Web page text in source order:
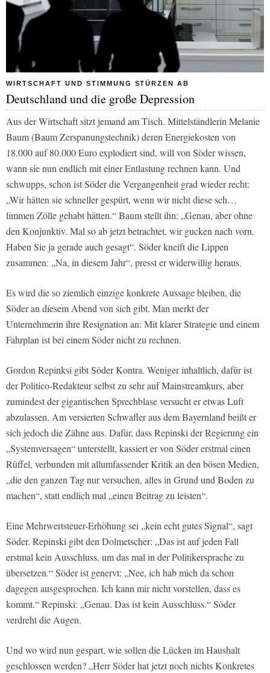
WIRTSCHAFT UND STIMMUNG STÜRZEN AB
Deutschland und die große Depression
Aus der Wirtschaft sitzt jemand am Tisch. Mittelständlerin Melanie
Baum (Baum Zerspanungstechnik) deren Energiekosten von
18.000 auf 80.000 Euro explodiert sind, will von Söder wissen,
wann sie nun endlich mit einer Entlastung rechnen kann. Und
schwupps, schon ist Söder die Vergangenheit grad wieder recht:
„Wir hätten sie schneller gespürt, wenn wir nicht diese sch…
limmen Zölle gehabt hätten.“ Baum stellt ihn: „Genau, aber ohne
den Konjunktiv. Mal so ab jetzt betrachtet, wir gucken nach vorn.
Haben Sie ja gerade auch gesagt“. Söder kneift die Lippen
zusammen: „Na, in diesem Jahr“, presst er widerwillig heraus.
Es wird die so ziemlich einzige konkrete Aussage bleiben, die
Söder an diesem Abend von sich gibt. Man merkt der
Unternehmerin ihre Resignation an: Mit klarer Strategie und einem
Fahrplan ist bei einem Söder nicht zu rechnen.
Gordon Repinksi gibt Söder Kontra. Weniger inhaltlich, dafür ist
der Politico-Redakteur selbst zu sehr auf Mainstreamkurs, aber
zumindest der gigantischen Sprechblase versucht er etwas Luft
abzulassen. Am versierten Schwafler aus dem Bayernland beißt er
sich jedoch die Zähne aus. Dafür, dass Repinski der Regierung ein
„Systemversagen“ unterstellt, kassiert er von Söder erstmal einen
Rüffel, verbunden mit allumfassender Kritik an den bösen Medien,
„die den ganzen Tag nur versuchen, alles in Grund und Boden zu
machen“, statt endlich mal „einen Beitrag zu leisten“.
Eine Mehrwertsteuer-Erhöhung sei „kein echt gutes Signal“, sagt
Söder. Repinski gibt den Dolmetscher: „Das ist auf jeden Fall
erstmal kein Ausschluss, um das mal in der Politikersprache zu
übersetzen.“ Söder ist genervt: „Nee, ich hab mich da schon
dagegen ausgesprochen. Ich kann mir nicht vorstellen, dass es
kommt.“ Repinski: „Genau. Das ist kein Ausschluss.“ Söder
verdreht die Augen.
Und wo wird nun gespart, wie sollen die Lücken im Haushalt
geschlossen werden? „Herr Söder hat jetzt noch nichts Konkretes